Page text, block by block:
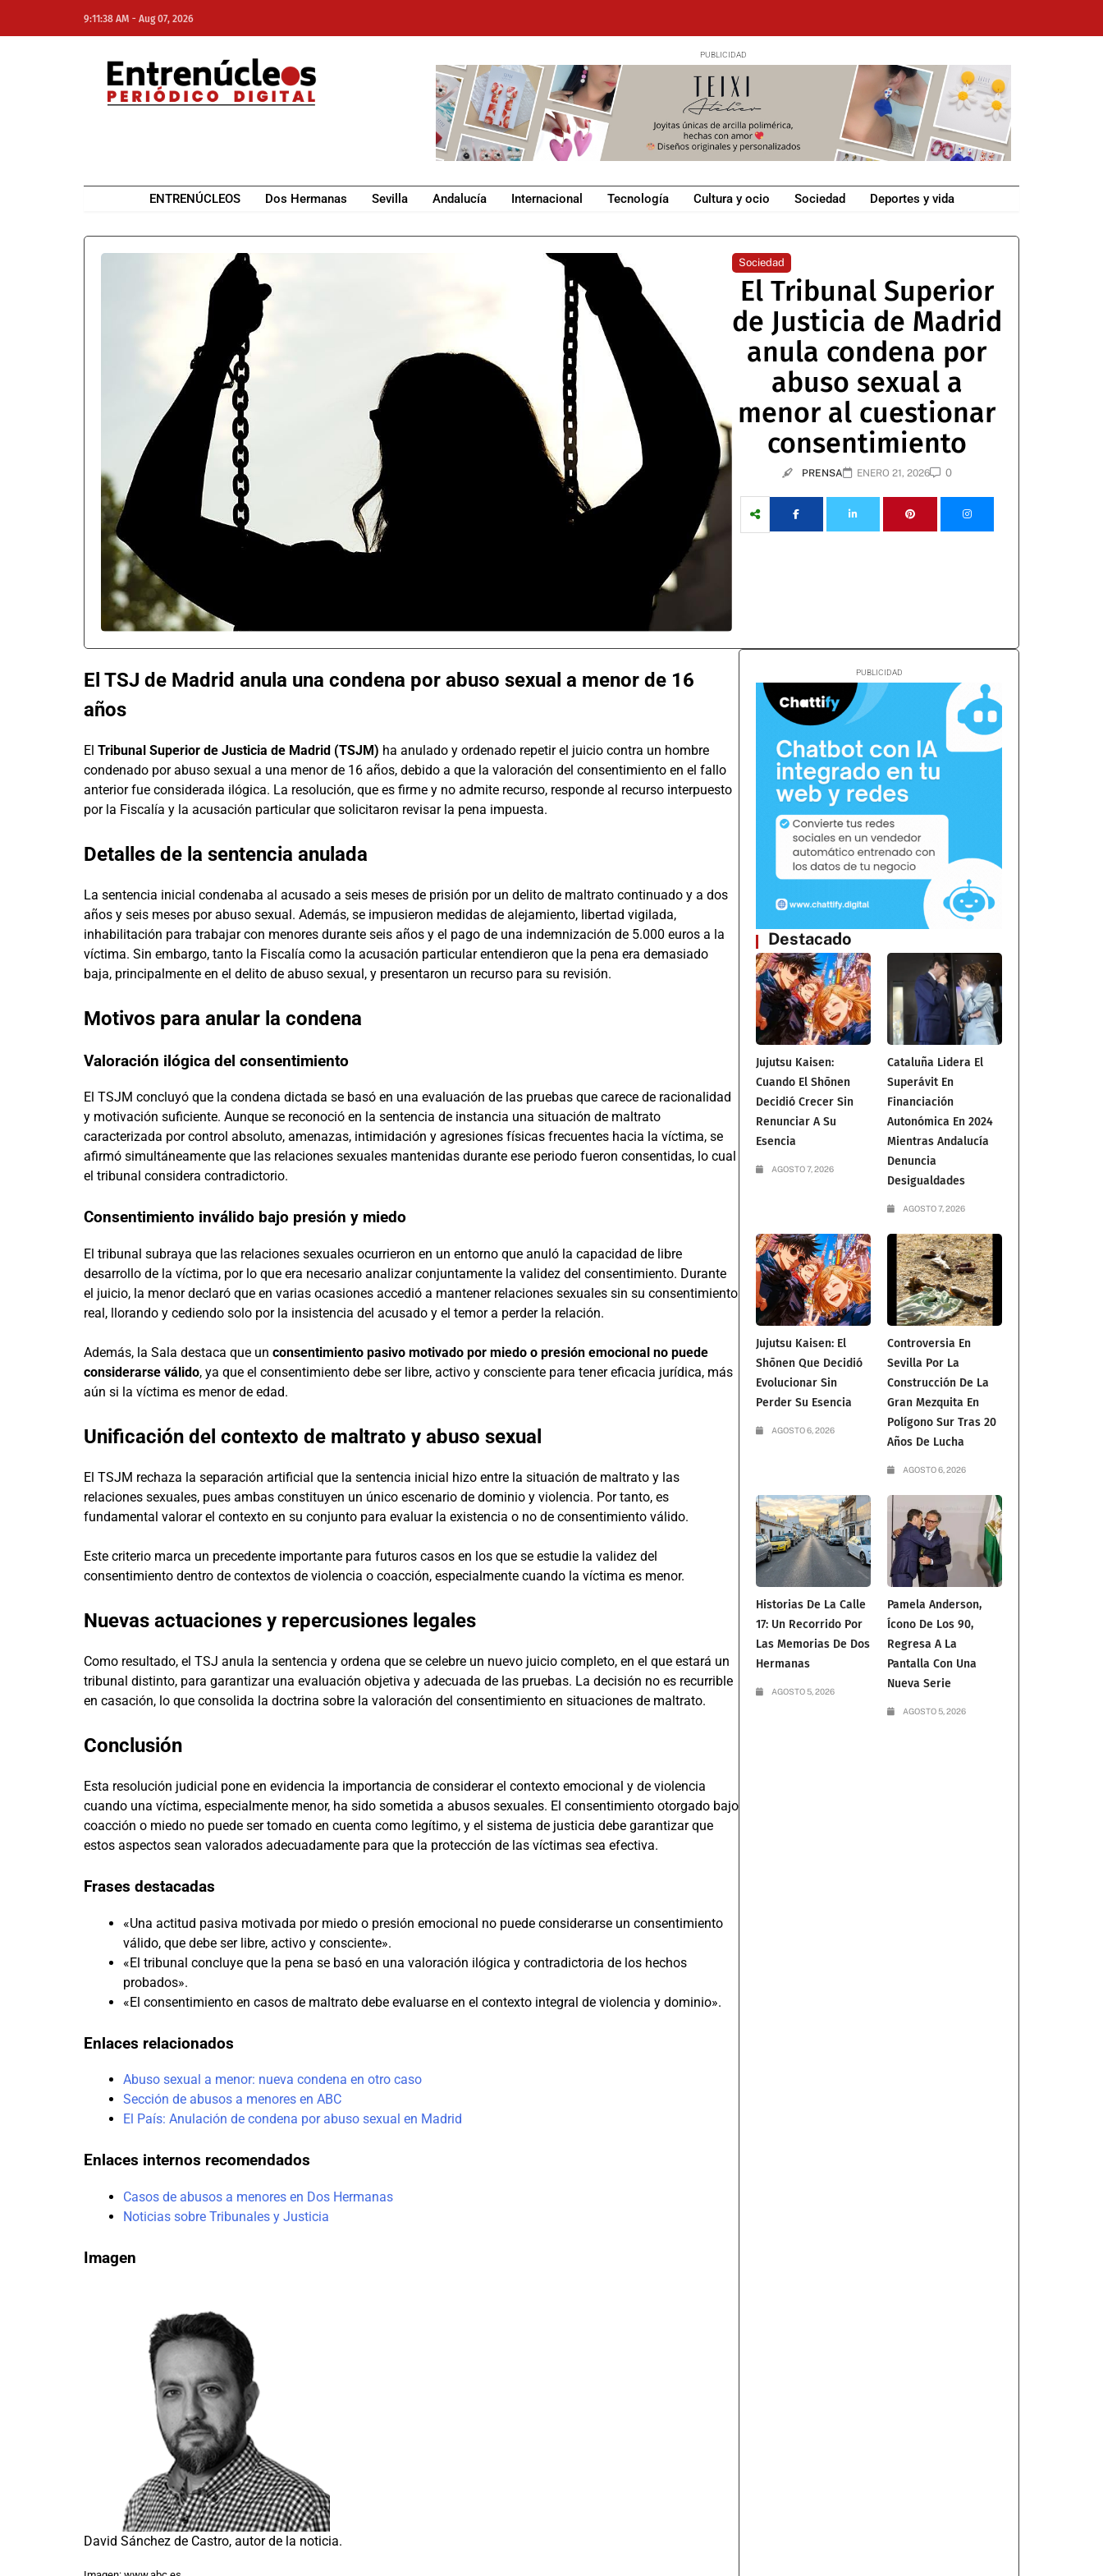
9:11:38 AM - Aug 07, 2026
ENTRENÚCLEOS Dos Hermanas Sevilla Andalucía Internacional Tecnología Cultura y ocio Sociedad Deportes y vida
Sociedad
El Tribunal Superior
de Justicia de Madrid
anula condena por
abuso sexual a
menor al cuestionar
consentimiento
PRENSA ENERO 21, 2026 0
El TSJ de Madrid anula una condena por abuso sexual a menor de 16
años
El Tribunal Superior de Justicia de Madrid (TSJM) ha anulado y ordenado repetir el juicio contra un hombre
condenado por abuso sexual a una menor de 16 años, debido a que la valoración del consentimiento en el fallo
anterior fue considerada ilógica. La resolución, que es firme y no admite recurso, responde al recurso interpuesto
por la Fiscalía y la acusación particular que solicitaron revisar la pena impuesta.
Detalles de la sentencia anulada
La sentencia inicial condenaba al acusado a seis meses de prisión por un delito de maltrato continuado y a dos
años y seis meses por abuso sexual. Además, se impusieron medidas de alejamiento, libertad vigilada,
inhabilitación para trabajar con menores durante seis años y el pago de una indemnización de 5.000 euros a la
víctima. Sin embargo, tanto la Fiscalía como la acusación particular entendieron que la pena era demasiado
baja, principalmente en el delito de abuso sexual, y presentaron un recurso para su revisión.
Motivos para anular la condena
Valoración ilógica del consentimiento
El TSJM concluyó que la condena dictada se basó en una evaluación de las pruebas que carece de racionalidad
y motivación suficiente. Aunque se reconoció en la sentencia de instancia una situación de maltrato
caracterizada por control absoluto, amenazas, intimidación y agresiones físicas frecuentes hacia la víctima, se
afirmó simultáneamente que las relaciones sexuales mantenidas durante ese periodo fueron consentidas, lo cual
el tribunal considera contradictorio.
Consentimiento inválido bajo presión y miedo
El tribunal subraya que las relaciones sexuales ocurrieron en un entorno que anuló la capacidad de libre
desarrollo de la víctima, por lo que era necesario analizar conjuntamente la validez del consentimiento. Durante
el juicio, la menor declaró que en varias ocasiones accedió a mantener relaciones sexuales sin su consentimiento
real, llorando y cediendo solo por la insistencia del acusado y el temor a perder la relación.
Además, la Sala destaca que un consentimiento pasivo motivado por miedo o presión emocional no puede
considerarse válido, ya que el consentimiento debe ser libre, activo y consciente para tener eficacia jurídica, más
aún si la víctima es menor de edad.
Unificación del contexto de maltrato y abuso sexual
El TSJM rechaza la separación artificial que la sentencia inicial hizo entre la situación de maltrato y las
relaciones sexuales, pues ambas constituyen un único escenario de dominio y violencia. Por tanto, es
fundamental valorar el contexto en su conjunto para evaluar la existencia o no de consentimiento válido.
Este criterio marca un precedente importante para futuros casos en los que se estudie la validez del
consentimiento dentro de contextos de violencia o coacción, especialmente cuando la víctima es menor.
Nuevas actuaciones y repercusiones legales
Como resultado, el TSJ anula la sentencia y ordena que se celebre un nuevo juicio completo, en el que estará un
tribunal distinto, para garantizar una evaluación objetiva y adecuada de las pruebas. La decisión no es recurrible
en casación, lo que consolida la doctrina sobre la valoración del consentimiento en situaciones de maltrato.
Conclusión
Esta resolución judicial pone en evidencia la importancia de considerar el contexto emocional y de violencia
cuando una víctima, especialmente menor, ha sido sometida a abusos sexuales. El consentimiento otorgado bajo
coacción o miedo no puede ser tomado en cuenta como legítimo, y el sistema de justicia debe garantizar que
estos aspectos sean valorados adecuadamente para que la protección de las víctimas sea efectiva.
Frases destacadas
«Una actitud pasiva motivada por miedo o presión emocional no puede considerarse un consentimiento
válido, que debe ser libre, activo y consciente».
«El tribunal concluye que la pena se basó en una valoración ilógica y contradictoria de los hechos
probados».
«El consentimiento en casos de maltrato debe evaluarse en el contexto integral de violencia y dominio».
Enlaces relacionados
Abuso sexual a menor: nueva condena en otro caso
Sección de abusos a menores en ABC
El País: Anulación de condena por abuso sexual en Madrid
Enlaces internos recomendados
Casos de abusos a menores en Dos Hermanas
Noticias sobre Tribunales y Justicia
Imagen
David Sánchez de Castro, autor de la noticia.
Destacado
Jujutsu Kaisen:
Cuando El Shōnen
Decidió Crecer Sin
Renunciar A Su
Esencia
AGOSTO 7, 2026
Cataluña Lidera El
Superávit En
Financiación
Autonómica En 2024
Mientras Andalucía
Denuncia
Desigualdades
AGOSTO 7, 2026
Jujutsu Kaisen: El
Shōnen Que Decidió
Evolucionar Sin
Perder Su Esencia
AGOSTO 6, 2026
Controversia En
Sevilla Por La
Construcción De La
Gran Mezquita En
Polígono Sur Tras 20
Años De Lucha
AGOSTO 6, 2026
Historias De La Calle
17: Un Recorrido Por
Las Memorias De Dos
Hermanas
AGOSTO 5, 2026
Pamela Anderson,
Ícono De Los 90,
Regresa A La
Pantalla Con Una
Nueva Serie
AGOSTO 5, 2026